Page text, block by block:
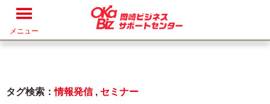
メニュー
タグ検索：情報発信, セミナー